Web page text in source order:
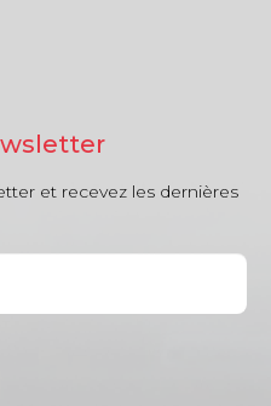
et recevez les dernières